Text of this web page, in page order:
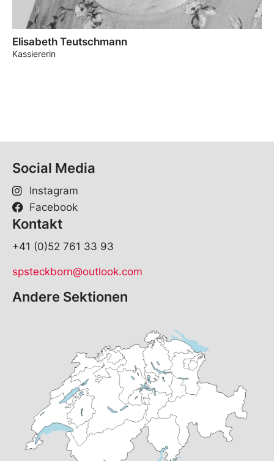
Elisabeth Teutschmann
Kassiererin
Social Media
Instagram
Facebook
Kontakt
+41 (0)52 761 33 93
spsteckborn@outlook.com
Andere Sektionen